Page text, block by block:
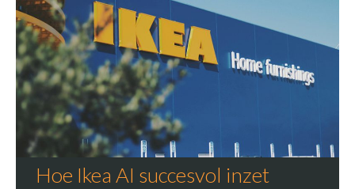
Hoe Ikea AI succesvol inzet